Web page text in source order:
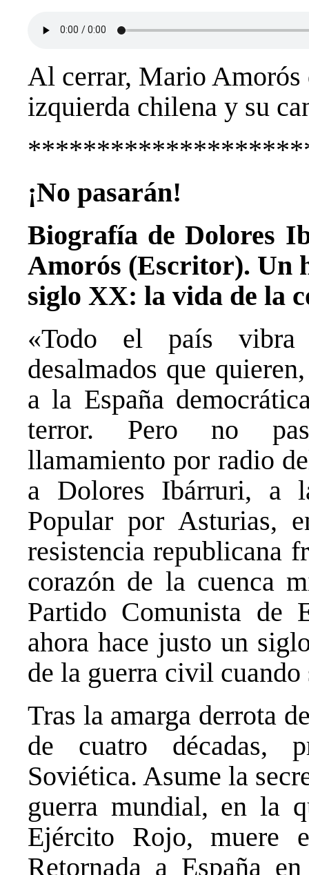
Al cerrar, Mario Amorós
izquierda chilena y su
¡No pasarán!
Biografía de Dolores
Amorós (Escritor). Un
siglo XX: la vida de la
«Todo el país vibra
desalmados que
a la España
terror. Pero no
llamamiento por radio
a Dolores Ibárruri, a
Popular por Asturias,
resistencia republicana
corazón de la cuenca
Partido Comunista de
ahora hace justo un
de la guerra civil
Tras la amarga derrota
de cuatro décadas,
Soviética. Asume la
guerra mundial, en la
Ejército Rojo, muere
Retornada a España